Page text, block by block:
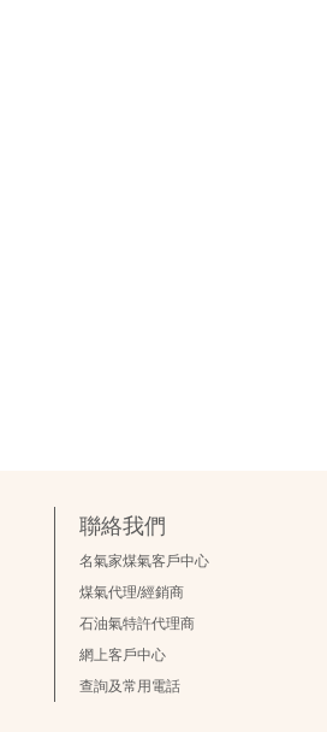
聯絡我們
名氣家煤氣客戶中心
煤氣代理/經銷商
石油氣特許代理商
網上客戶中心
查詢及常用電話